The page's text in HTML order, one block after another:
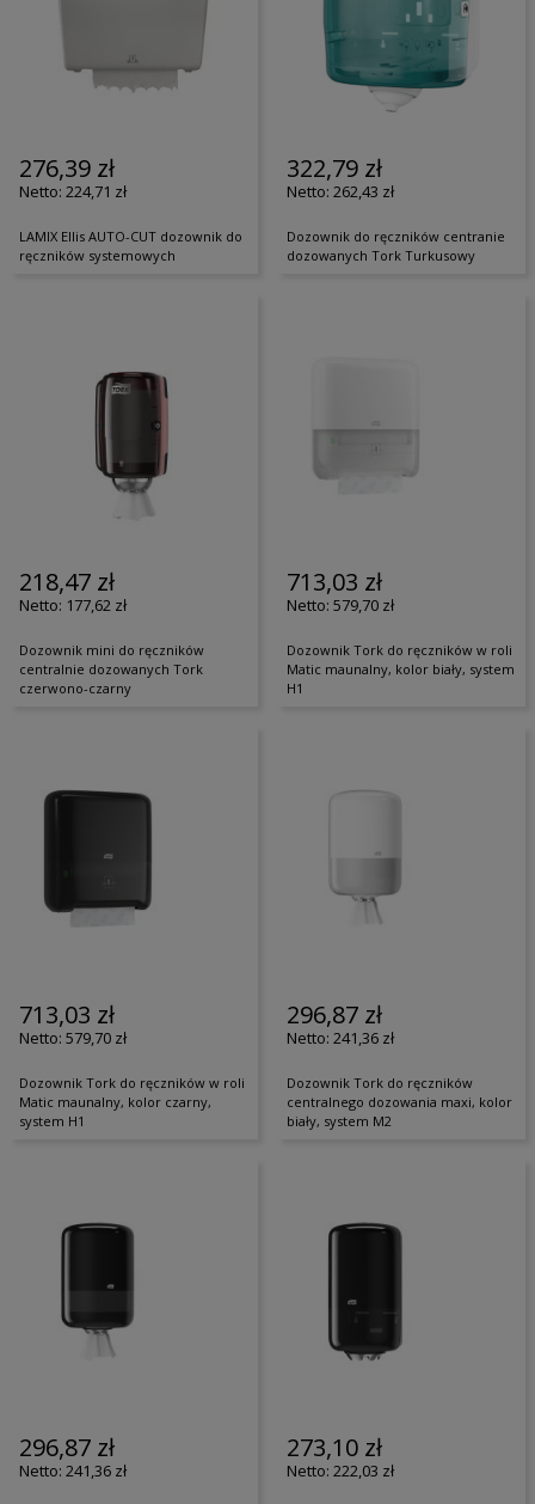
276,39 zł
224,71 zł
LAMIX Ellis AUTO-CUT dozownik do
ręczników systemowych
322,79 zł
262,43 zł
Dozownik do ręczników centranie
dozowanych Tork Turkusowy
218,47 zł
177,62 zł
Dozownik mini do ręczników
centralnie dozowanych Tork
czerwono-czarny
713,03 zł
579,70 zł
Dozownik Tork do ręczników w roli
Matic maunalny, kolor biały, system
H1
713,03 zł
579,70 zł
Dozownik Tork do ręczników w roli
Matic maunalny, kolor czarny,
system H1
296,87 zł
241,36 zł
Dozownik Tork do ręczników
centralnego dozowania maxi, kolor
biały, system M2
296,87 zł
241,36 zł
273,10 zł
222,03 zł